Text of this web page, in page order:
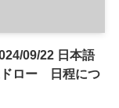
09/22 日本語
ロー 日程につ